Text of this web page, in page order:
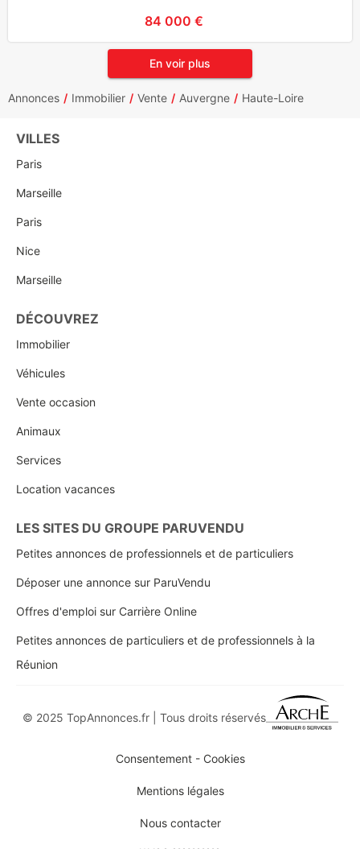
84 000 €
En voir plus
Annonces Immobilier Vente Auvergne Haute-Loire
VILLES
Paris
Marseille
Paris
Nice
Marseille
DÉCOUVREZ
Immobilier
Véhicules
Vente occasion
Animaux
Services
Location vacances
LES SITES DU GROUPE PARUVENDU
Petites annonces de professionnels et de particuliers
Déposer une annonce sur ParuVendu
Offres d'emploi sur Carrière Online
Petites annonces de particuliers et de professionnels à la
Réunion
© 2025 TopAnnonces.fr | Tous droits réservés
Consentement - Cookies
Mentions légales
Nous contacter